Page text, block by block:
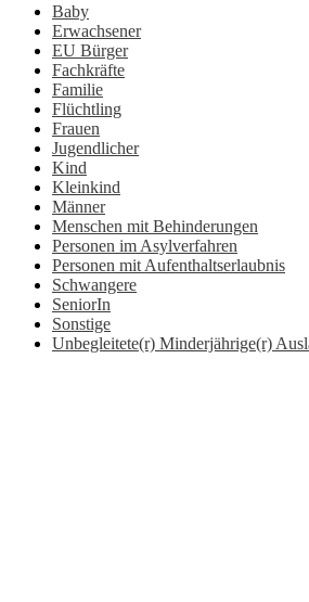
Baby
Erwachsener
EU Bürger
Fachkräfte
Familie
Flüchtling
Frauen
Jugendlicher
Kind
Kleinkind
Männer
Menschen mit Behinderungen
Personen im Asylverfahren
Personen mit Aufenthaltserlaubnis
Schwangere
SeniorIn
Sonstige
Unbegleitete(r) Minderjährige(r)